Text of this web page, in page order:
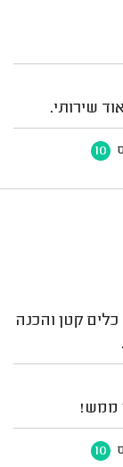
שירותי.
10
קטן והכנה
ממש!
10